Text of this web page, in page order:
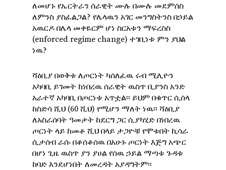
ለመሆኑ የኤርትራን ሰራዊት ሙሉ በሙሉ መደምሰስ
ለምንስ ያስፈልጋል? የሌላዉን አገር መንግስትንስ በኃይል
አዉርዶ በሌላ መቀዬርም ሆነ ስርአቱን ማፍረስስ
(enforced regime change) ተገቢነቱ ምን ያህል
ነዉ?
ሻዕቢያ በወቅቱ ለጦርነት ካሰለፈዉ ሩብ ሚሊዮን
አካባቢ ይገመት ከነበረዉ ሰራዊት ዉስጥ ቢያንስ አንድ
አራተኛ አካባቢ በጦርነቱ አጥቷል፡፡ ይህም በቁጥር ሲሰላ
ከስድሳ ሺህ (60 ሺህ) የሚሆን ማለት ነዉ፡፡ ሻዕቢያ
ለአስራሰባት ዓመታት ከደርግ ጋር ሲያካሂድ በነበረዉ
ጦርነት ላይ ከመቶ ሺህ በላይ ታጋዮቹ የሞቱበት ኪሳራ
ሲታሰብ ራሱ በቆሰቆሰዉ በአሁኑ ጦርነት እጅግ አጭር
በሆነ ጊዜ ዉስጥ ያን ያሀል የሰዉ ኃይል ማጣቱ ጉዳቱ
ከባድ እንደሆነበት ለመረዳት አያዳግትም፡፡